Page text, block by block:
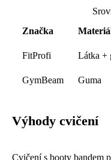
Značka
FitProfi Látka +
GymBeam Guma
Výhody cvičení
Cvičení s booty bandem